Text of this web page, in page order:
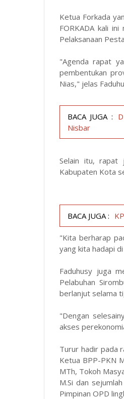
Ketua Forkada
FORKADA kali
Pelaksanaan
"Agenda rapat
pembentukan
Nias," jelas
BACA JUGA :
Nisbar
Selain itu, rapat
Kabupaten Kota
BACA JUGA :
"Kita berharap
yang kita hadapi
Faduhusy juga
Pelabuhan
berlanjut selama
"Dengan
akses
Turur hadir pada
Ketua BPP-PKN
MTh, Tokoh
M.Si dan
Pimpinan OPD